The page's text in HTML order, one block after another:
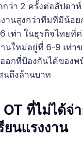
กว่า 2 ครั้งต่อสัปดา
านสูงกว่าทีมที่มีน้อย
เท่า ในธุรกิจไทยที่
นใหม่อยู่ที่ 6-9 เท่าข
อกที่ป้องกันได้ของ
ถึงล้านบาท
ที่ไม่ได้จ่
ยนแรงงาน